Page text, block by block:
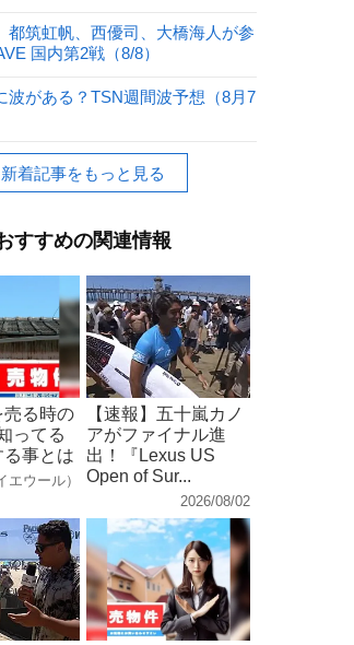
都筑虹帆、西優司、大橋海人が参
国内第2戦（8/8）
波がある？TSN週間波予想（8月7
新着記事をもっと見る
すすめの関連情報
売る時の
ってる
事とは
エウール）
【速報】五十嵐カノ
アがファイナル進
出！『Lexus US
Open of Sur...
2026/08/02